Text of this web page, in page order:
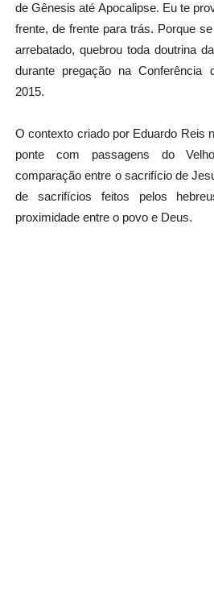
de Gênesis até Apocalipse. Eu te
frente, de frente para trás. Porque
arrebatado, quebrou toda doutrina
durante pregação na Conferência
2015.
O contexto criado por Eduardo Reis
ponte com passagens do
comparação entre o sacrifício de
de sacrifícios feitos pelos
proximidade entre o povo e Deus.